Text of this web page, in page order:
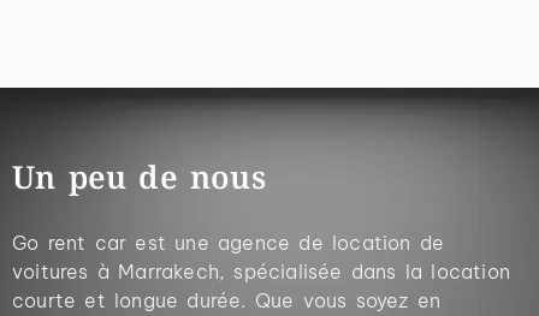
Un peu de nous
Go rent car est une agence de location de
voitures à Marrakech, spécialisée dans la location
courte et longue durée. Que vous soyez en